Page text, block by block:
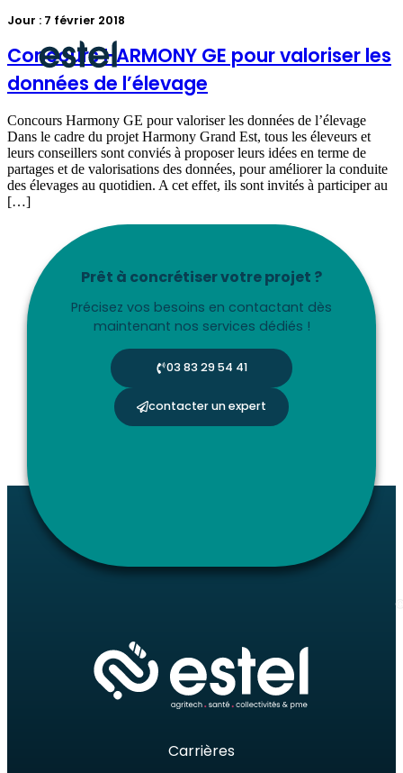
Jour : 7 février 2018
Concours HARMONY GE pour valoriser les
données de l’élevage
Concours Harmony GE pour valoriser les données de l’élevage
Dans le cadre du projet Harmony Grand Est, tous les éleveurs et
leurs conseillers sont conviés à proposer leurs idées en terme de
partages et de valorisations des données, pour améliorer la conduite
des élevages au quotidien. A cet effet, ils sont invités à participer au
[…]
Prêt à concrétiser votre projet ?
Précisez vos besoins en contactant dès
maintenant nos services dédiés !
03 83 29 54 41
contacter un expert
Carrières